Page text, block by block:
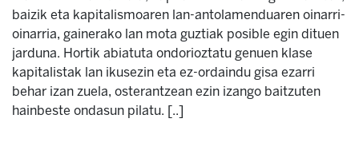
baizik eta kapitalismoaren lan-antolamenduaren oinarri-
oinarria, gainerako lan mota guztiak posible egin dituen
jarduna. Hortik abiatuta ondorioztatu genuen klase
kapitalistak lan ikusezin eta ez-ordaindu gisa ezarri
behar izan zuela, osterantzean ezin izango baitzuten
hainbeste ondasun pilatu. [..]